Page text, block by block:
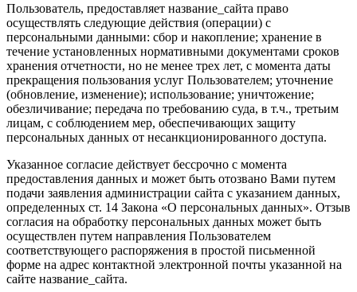
Пользователь, предоставляет название_сайта право
осуществлять следующие действия (операции) с
персональными данными: сбор и накопление; хранение в
течение установленных нормативными документами сроков
хранения отчетности, но не менее трех лет, с момента даты
прекращения пользования услуг Пользователем; уточнение
(обновление, изменение); использование; уничтожение;
обезличивание; передача по требованию суда, в т.ч., третьим
лицам, с соблюдением мер, обеспечивающих защиту
персональных данных от несанкционированного доступа.
Указанное согласие действует бессрочно с момента
предоставления данных и может быть отозвано Вами путем
подачи заявления администрации сайта с указанием данных,
определенных ст. 14 Закона «О персональных данных». Отзыв
согласия на обработку персональных данных может быть
осуществлен путем направления Пользователем
соответствующего распоряжения в простой письменной
форме на адрес контактной электронной почты указанной на
сайте название_сайта.